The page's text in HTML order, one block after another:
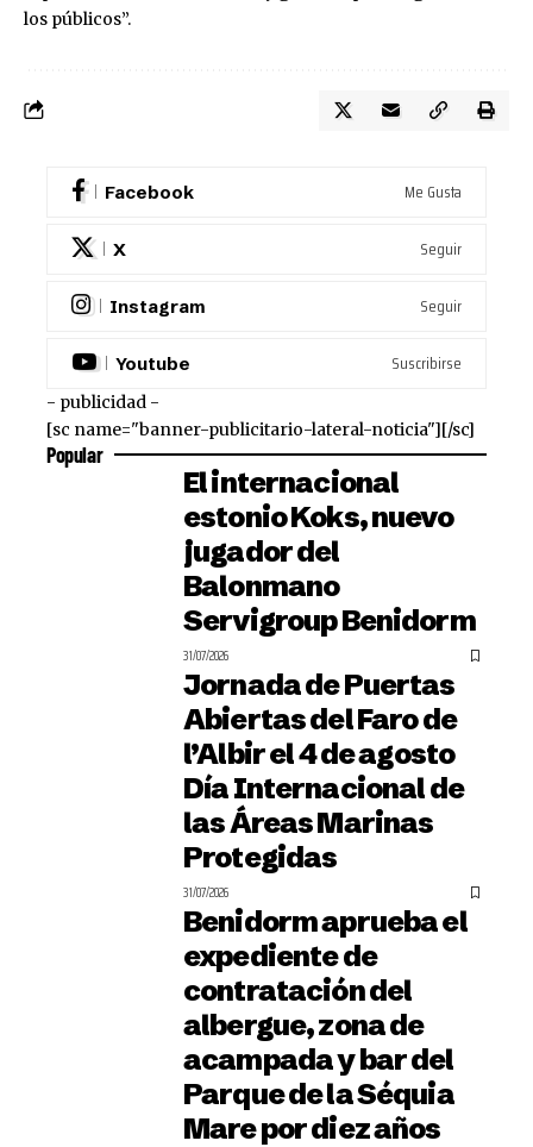
los públicos”.
Facebook Me Gusta
X Seguir
Instagram Seguir
Youtube Suscribirse
- publicidad -
[sc name="banner-publicitario-lateral-noticia"][/sc]
Popular
El internacional
estonio Koks, nuevo
jugador del
Balonmano
Servigroup Benidorm
31/07/2026
Jornada de Puertas
Abiertas del Faro de
l’Albir el 4 de agosto
Día Internacional de
las Áreas Marinas
Protegidas
31/07/2026
Benidorm aprueba el
expediente de
contratación del
albergue, zona de
acampada y bar del
Parque de la Séquia
Mare por diez años